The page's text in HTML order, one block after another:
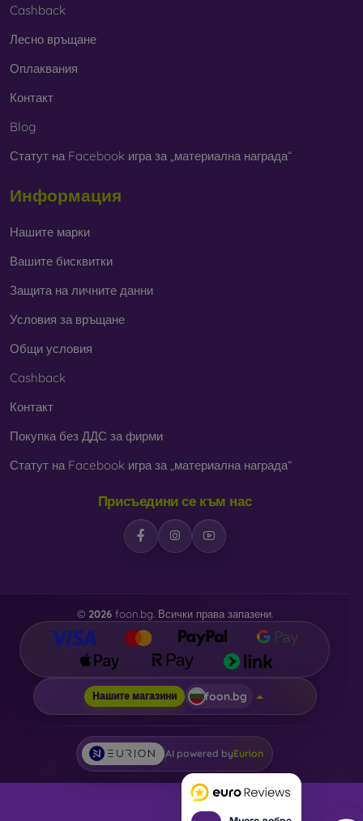
Cashback
Лесно връщане
Оплаквания
Контакт
Blog
Статут на Facebook игра за „материална награда“
Информация
Нашите марки
Вашите бисквитки
Защита на личните данни
Условия за връщане
Общи условия
Cashback
Контакт
Покупка без ДДС за фирми
Статут на Facebook игра за „материална награда“
Присъедини се към нас
© 2026foon.bg. Всички права запазени.
Нашите магазини foon.bg
AI powered byEurion